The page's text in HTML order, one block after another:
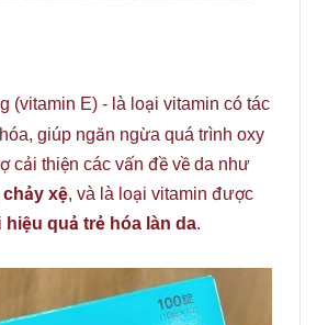
(vitamin E) - là loại vitamin có tác
giúp ngăn ngừa quá trình oxy
cải thiện các vấn đề về da như
chảy xệ, và là loại vitamin được
hiệu quả trẻ hóa làn da.